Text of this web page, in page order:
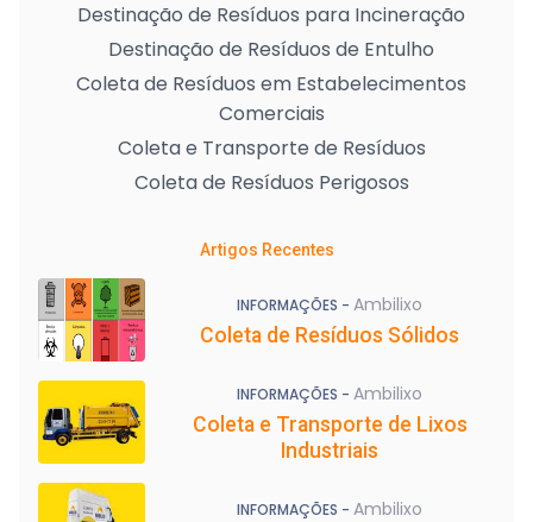
Destinação de Resíduos para Incineração
Destinação de Resíduos de Entulho
Coleta de Resíduos em Estabelecimentos
Comerciais
Coleta e Transporte de Resíduos
Coleta de Resíduos Perigosos
Artigos Recentes
INFORMAÇÕES - Ambilixo
Coleta de Resíduos Sólidos
INFORMAÇÕES - Ambilixo
Coleta e Transporte de Lixos
Industriais
INFORMAÇÕES - Ambilixo